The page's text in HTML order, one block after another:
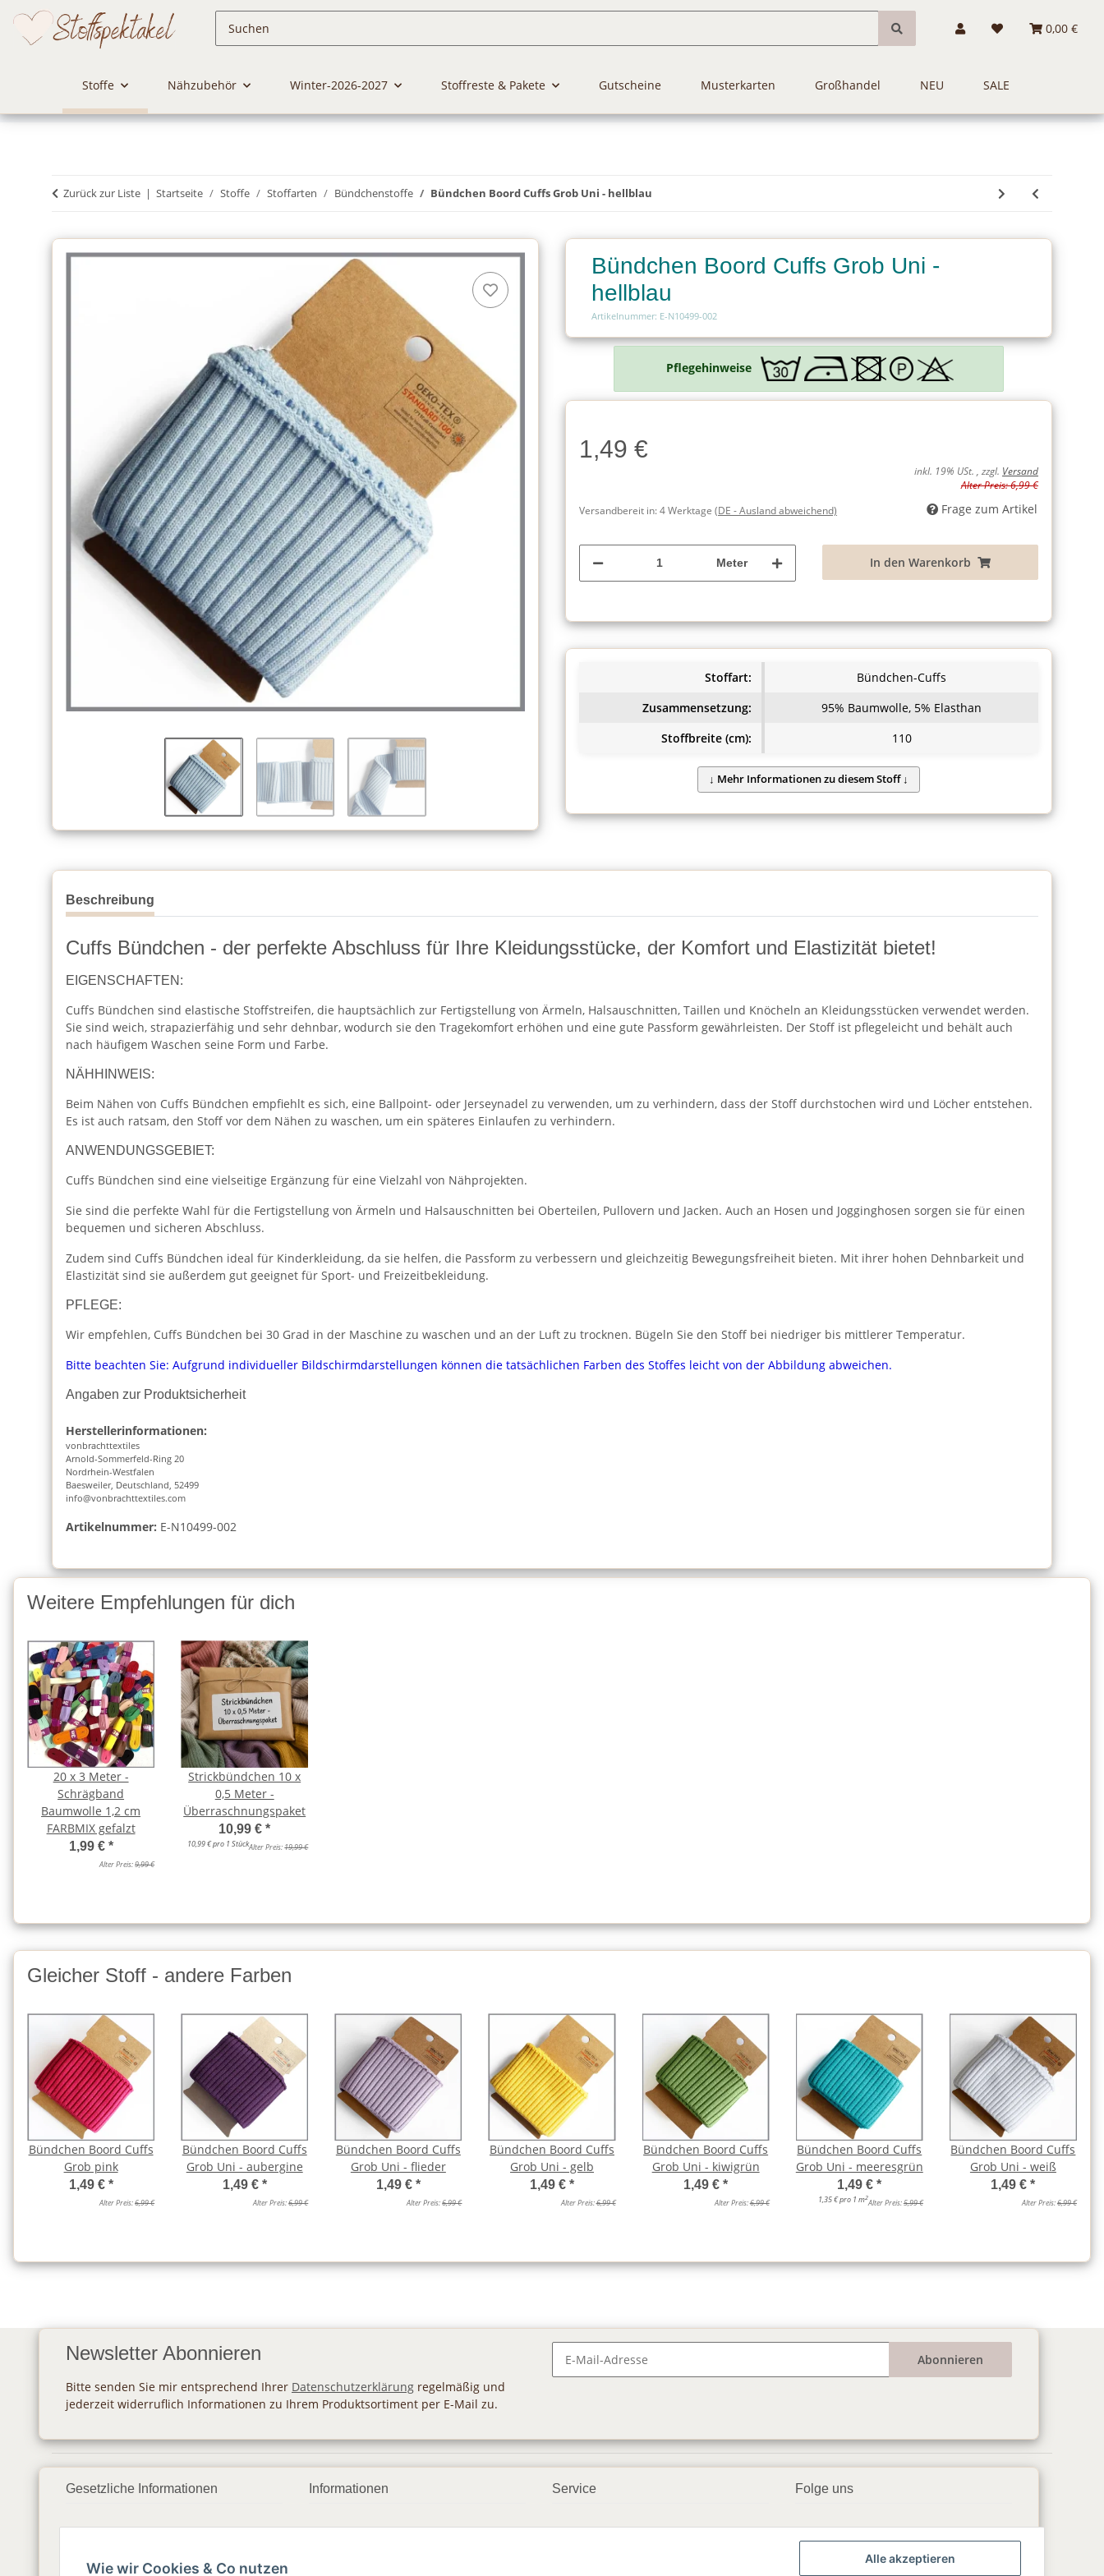
0,00 €
Stoffe Nähzubehör Winter-2026-2027 Stoffreste & Pakete Gutscheine Musterkarten Großhandel NEU SALE
Zurück zur Liste Startseite Stoffe Stoffarten Bündchenstoffe Bündchen Boord Cuffs Grob Uni - hellblau
Bündchen Boord Cuffs Grob Uni -
hellblau
Artikelnummer: E-N10499-002
Pflegehinweise
Charge
Charge
1,49 €
inkl. 19% USt. , zzgl. Versand
Alter Preis: 6,99 €
Versandbereit in:4 Werktage (DE - Ausland abweichend) Frage zum Artikel
Meter In den Warenkorb
Stoffart:
Bündchen-Cuffs
Zusammensetzung:
95% Baumwolle, 5% Elasthan
Stoffbreite (cm):
110
Beschreibung
Cuffs Bündchen - der perfekte Abschluss für Ihre Kleidungsstücke, der Komfort und Elastizität bietet!
EIGENSCHAFTEN:
Cuffs Bündchen sind elastische Stoffstreifen, die hauptsächlich zur Fertigstellung von Ärmeln, Halsauschnitten, Taillen und Knöcheln an Kleidungsstücken verwendet werden.
Sie sind weich, strapazierfähig und sehr dehnbar, wodurch sie den Tragekomfort erhöhen und eine gute Passform gewährleisten. Der Stoff ist pflegeleicht und behält auch
nach häufigem Waschen seine Form und Farbe.
NÄHHINWEIS:
Beim Nähen von Cuffs Bündchen empfiehlt es sich, eine Ballpoint- oder Jerseynadel zu verwenden, um zu verhindern, dass der Stoff durchstochen wird und Löcher entstehen.
Es ist auch ratsam, den Stoff vor dem Nähen zu waschen, um ein späteres Einlaufen zu verhindern.
ANWENDUNGSGEBIET:
Cuffs Bündchen sind eine vielseitige Ergänzung für eine Vielzahl von Nähprojekten.
Sie sind die perfekte Wahl für die Fertigstellung von Ärmeln und Halsauschnitten bei Oberteilen, Pullovern und Jacken. Auch an Hosen und Jogginghosen sorgen sie für einen
bequemen und sicheren Abschluss.
Zudem sind Cuffs Bündchen ideal für Kinderkleidung, da sie helfen, die Passform zu verbessern und gleichzeitig Bewegungsfreiheit bieten. Mit ihrer hohen Dehnbarkeit und
Elastizität sind sie außerdem gut geeignet für Sport- und Freizeitbekleidung.
PFLEGE:
Wir empfehlen, Cuffs Bündchen bei 30 Grad in der Maschine zu waschen und an der Luft zu trocknen. Bügeln Sie den Stoff bei niedriger bis mittlerer Temperatur.
Bitte beachten Sie: Aufgrund individueller Bildschirmdarstellungen können die tatsächlichen Farben des Stoffes leicht von der Abbildung abweichen.
Angaben zur Produktsicherheit
Herstellerinformationen:
vonbrachttextiles
Arnold-Sommerfeld-Ring 20
Nordrhein-Westfalen
Baesweiler, Deutschland, 52499
info@vonbrachttextiles.com
Artikelnummer: E-N10499-002
Weitere Empfehlungen für dich
20 x 3 Meter -
Schrägband
Baumwolle 1,2 cm
FARBMIX gefalzt
1,99 € *
Alter Preis:9,99 €
Strickbündchen 10 x
0,5 Meter -
Überraschnungspaket
10,99 €*
10,99 € pro 1 StückAlter Preis:19,99 €
Gleicher Stoff - andere Farben
Bündchen Boord Cuffs
Grob pink
1,49 € *
Alter Preis:6,99 €
Bündchen Boord Cuffs
Grob Uni - aubergine
1,49 € *
Alter Preis:6,99 €
Bündchen Boord Cuffs
Grob Uni - flieder
1,49 € *
Alter Preis:6,99 €
Bündchen Boord Cuffs
Grob Uni - gelb
1,49 € *
Alter Preis:6,99 €
Bündchen Boord Cuffs
Grob Uni - kiwigrün
1,49 €*
Alter Preis:6,99 €
Bündchen Boord Cuffs
Grob Uni - meeresgrün
1,49 €*
1,35 € pro 1 m2
Alter Preis:5,99 €
Bündchen Boord Cuffs
Grob Uni - weiß
1,49 €*
Alter Preis:6,99 €
Newsletter Abonnieren
Bitte senden Sie mir entsprechend Ihrer Datenschutzerklärung regelmäßig und
jederzeit widerruflich Informationen zu Ihrem Produktsortiment per E-Mail zu.
Abonnieren
Gesetzliche Informationen
Datenschutz
AGB
Informationen
Zahlungsmöglichkeiten
Service
Geschenkgutscheine
Folge uns
▶️ YouTube
📘 Facebook
Wie wir Cookies & Co nutzen
Alle akzeptieren